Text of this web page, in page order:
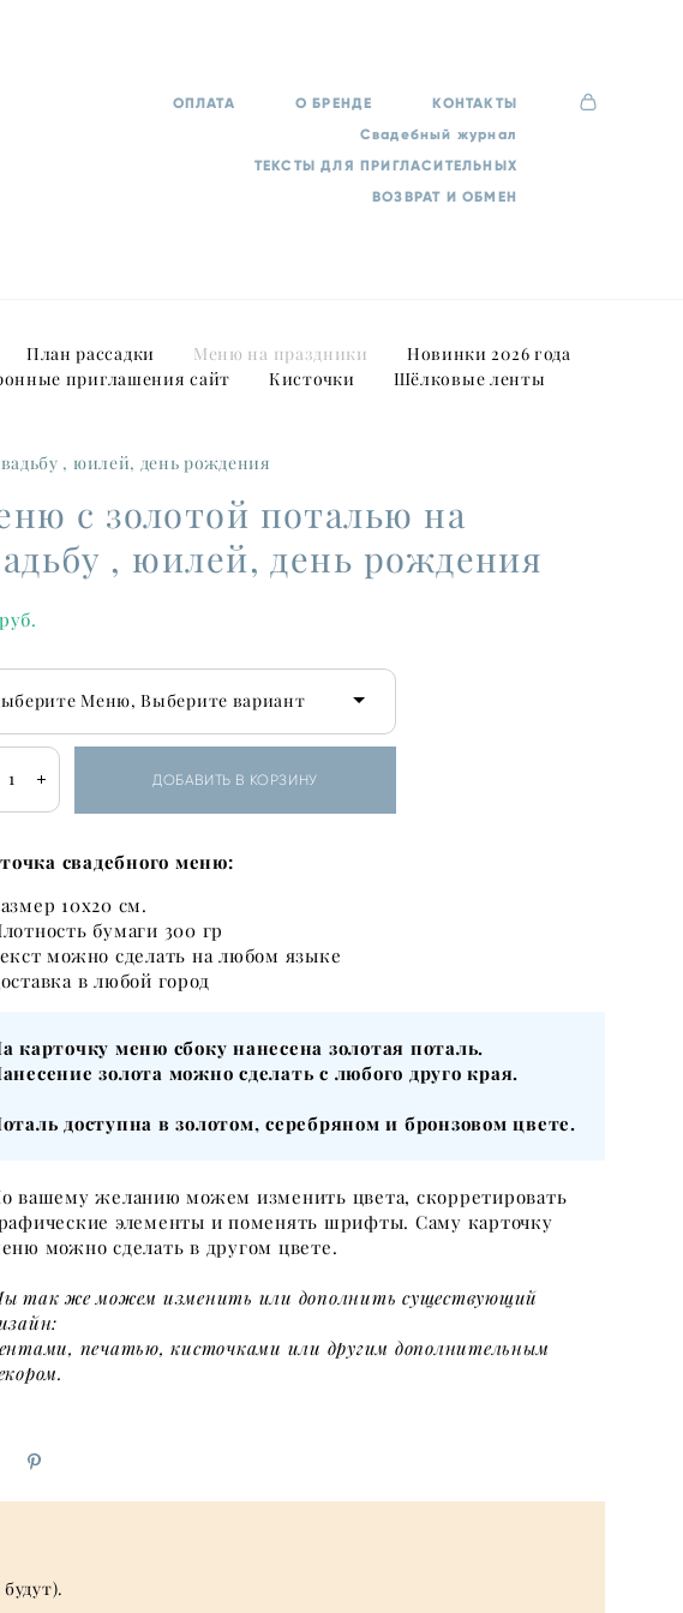
ОПЛАТА О БРЕНДЕ
КОНТАКТЫ
Свадебный журнал
ТЕКСТЫ ДЛЯ ПРИГЛАСИТЕЛЬНЫХ
ВОЗВРАТ И ОБМЕН
План рассадки Меню на праздники
Новинки 2026 года
приглашения сайт Кисточки
Шёлковые ленты
, юилей, день рождения
с золотой поталью на
, юилей, день рождения
Меню, Выберите вариант
ДОБАВИТЬ В КОРЗИНУ
свадебного меню:
10х20 см.
бумаги 300 гр
можно сделать на любом языке
в любой город
карточку меню сбоку нанесена золотая поталь.
золота можно сделать с любого друго края.
доступна в золотом, серебряном и бронзовом цвете.
вашему желанию можем изменить цвета, скорретировать
элементы и поменять шрифты. Саму карточку
можно сделать в другом цвете.
так же можем изменить или дополнить существующий
печатью, кисточками или другим дополнительным